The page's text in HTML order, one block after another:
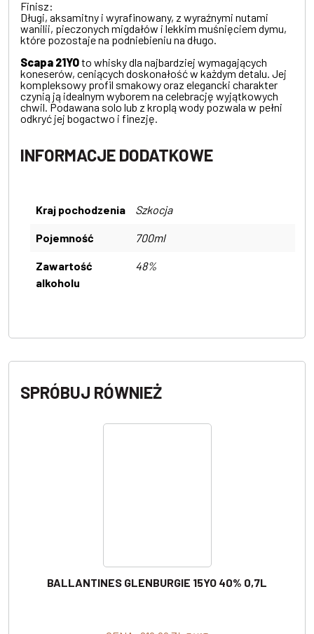
Finisz:
Długi, aksamitny i wyrafinowany, z wyraźnymi nutami
wanilii, pieczonych migdałów i lekkim muśnięciem dymu,
które pozostaje na podniebieniu na długo.
Scapa 21YOto whisky dla najbardziej wymagających
koneserów, ceniących doskonałość w każdym detalu. Jej
kompleksowy profil smakowy oraz elegancki charakter
czynią ją idealnym wyborem na celebrację wyjątkowych
chwil. Podawana solo lub z kroplą wody pozwala w pełni
odkryć jej bogactwo i finezję.
INFORMACJE DODATKOWE
Kraj pochodzenia Szkocja
Pojemność 700ml
Zawartość
alkoholu
48%
SPRÓBUJ RÓWNIEŻ
BALLANTINES GLENBURGIE 15YO 40% 0,7L